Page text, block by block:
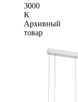
3000
K
Архивный
товар